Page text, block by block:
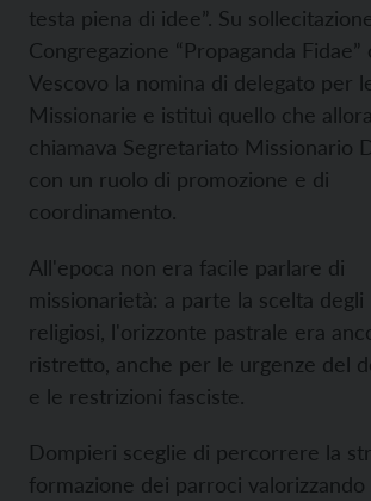
testa piena di idee”. Su
Congregazione “Propaganda
Vescovo la nomina di delegato per
Missionarie e istituì quello che
chiamava Segretariato Missionario
con un ruolo di promozione e di
coordinamento.
All'epoca non era facile parlare di
missionarietà: a parte la scelta
religiosi, l'orizzonte pastrale era
ristretto, anche per le urgenze del
e le restrizioni fasciste.
Dompieri sceglie di percorrere la
formazione dei parroci valorizzando